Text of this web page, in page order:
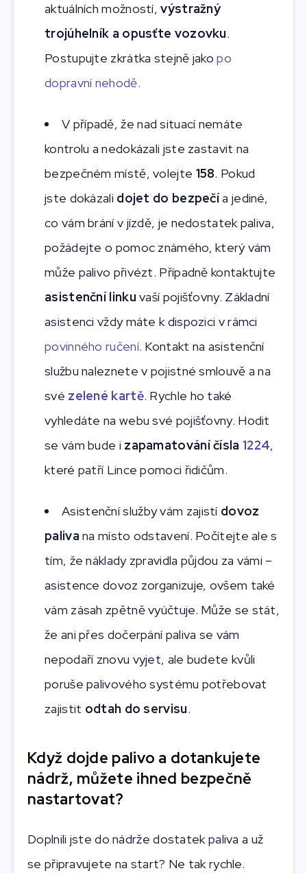
aktuálních možností,výstražný
trojúhelník a opusťte vozovku.
Postupujte zkrátka stejně jakopo
dopravní nehodě.
V případě, že nad situací nemáte
kontrolu a nedokázali jste zastavit na
bezpečném místě, volejte 158. Pokud
jste dokázali dojet do bezpečía jediné,
co vám brání v jízdě, je nedostatek paliva,
požádejte o pomoc známého, který vám
může palivo přivézt. Případně kontaktujte
asistenční linku vaší pojišťovny. Základní
asistenci vždy máte k dispozici v rámci
povinného ručení. Kontakt na asistenční
službu naleznete v pojistné smlouvě a na
své zelené kartě. Rychle ho také
vyhledáte na webu své pojišťovny. Hodit
se vám bude i zapamatování čísla 1224,
které patří Lince pomoci řidičům.
Asistenční služby vám zajistí dovoz
paliva na místo odstavení. Počítejte ale s
tím, že náklady zpravidla půjdou za vámi –
asistence dovoz zorganizuje, ovšem také
vám zásah zpětně vyúčtuje. Může se stát,
že ani přes dočerpání paliva se vám
nepodaří znovu vyjet, ale budete kvůli
poruše palivového systému potřebovat
zajistit odtah do servisu.
Když dojde palivo a dotankujete
nádrž, můžete ihned bezpečně
nastartovat?
Doplnili jste do nádrže dostatek paliva a už
se připravujete na start? Ne tak rychle.